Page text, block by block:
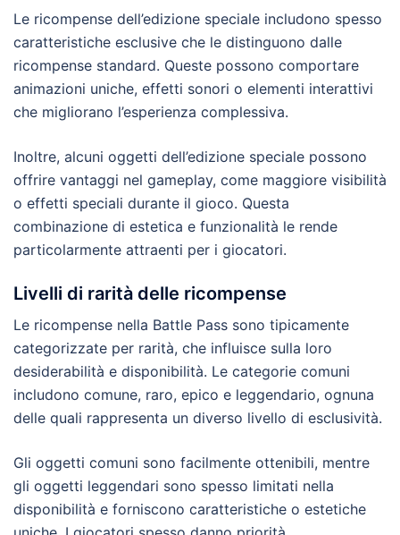
Le ricompense dell’edizione speciale includono spesso
caratteristiche esclusive che le distinguono dalle
ricompense standard. Queste possono comportare
animazioni uniche, effetti sonori o elementi interattivi
che migliorano l’esperienza complessiva.
Inoltre, alcuni oggetti dell’edizione speciale possono
offrire vantaggi nel gameplay, come maggiore visibilità
o effetti speciali durante il gioco. Questa
combinazione di estetica e funzionalità le rende
particolarmente attraenti per i giocatori.
Livelli di rarità delle ricompense
Le ricompense nella Battle Pass sono tipicamente
categorizzate per rarità, che influisce sulla loro
desiderabilità e disponibilità. Le categorie comuni
includono comune, raro, epico e leggendario, ognuna
delle quali rappresenta un diverso livello di esclusività.
Gli oggetti comuni sono facilmente ottenibili, mentre
gli oggetti leggendari sono spesso limitati nella
disponibilità e forniscono caratteristiche o estetiche